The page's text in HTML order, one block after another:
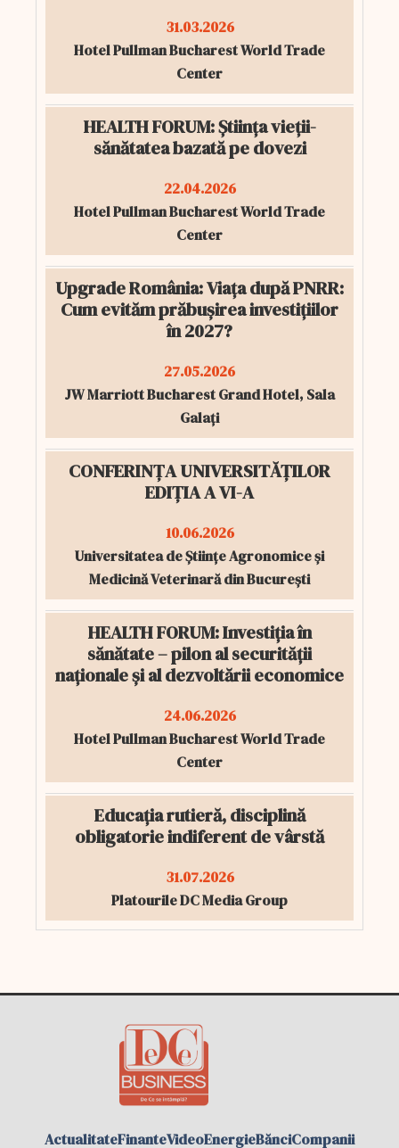
31.03.2026
Hotel Pullman Bucharest World Trade
Center
HEALTH FORUM: Știința vieții-
sănătatea bazată pe dovezi
22.04.2026
Hotel Pullman Bucharest World Trade
Center
Upgrade România: Viața după PNRR:
Cum evităm prăbușirea investițiilor
în 2027?
27.05.2026
JW Marriott Bucharest Grand Hotel, Sala
Galați
CONFERINȚA UNIVERSITĂȚILOR
EDIȚIA A VI-A
10.06.2026
Universitatea de Științe Agronomice și
Medicină Veterinară din București
HEALTH FORUM: Investiția în
sănătate – pilon al securității
naționale și al dezvoltării economice
24.06.2026
Hotel Pullman Bucharest World Trade
Center
Educația rutieră, disciplină
obligatorie indiferent de vârstă
31.07.2026
Platourile DC Media Group
ActualitateFinanteVideoEnergieBănciCompanii